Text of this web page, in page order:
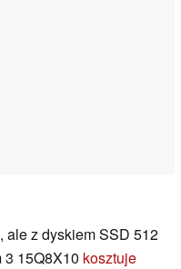
ale z dyskiem SSD 512
15Q8X10 kosztuje